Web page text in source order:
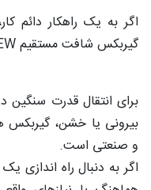
اگر به یک راهکار دائم‌
گیربکس شافت مستقیم SEW بهترین گزینه است.
برای انتقال قدرت
و صنعتی است.
اگر به‌ دنبال راه‌ اندازی